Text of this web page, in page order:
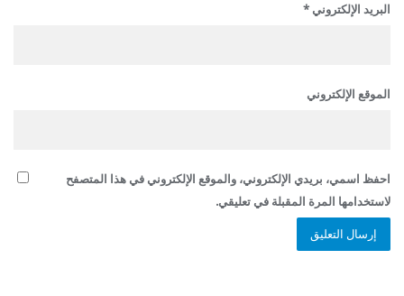
البريد الإلكتروني *
الموقع الإلكتروني
احفظ اسمي، بريدي الإلكتروني، والموقع الإلكتروني في هذا المتصفح
لاستخدامها المرة المقبلة في تعليقي.